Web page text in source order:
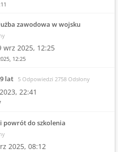
zawodowa w wojsku
wrz 2025, 12:25
12:25
lat 5 Odpowiedzi 2758 Odsłony
22:41
powrót do szkolenia
2025, 08:12